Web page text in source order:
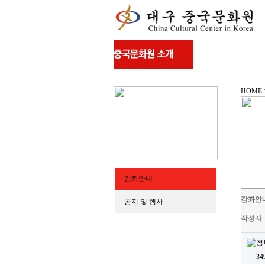
강좌안내
공지 및 행사
HOME
강좌안
작성자